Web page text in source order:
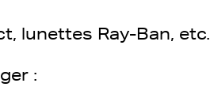
lunettes Ray-Ban, etc.
: